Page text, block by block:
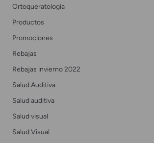
Ortoqueratología
Productos
Promociones
Rebajas
Rebajas invierno 2022
Salud Auditiva
Salud auditiva
Salud visual
Salud Visual